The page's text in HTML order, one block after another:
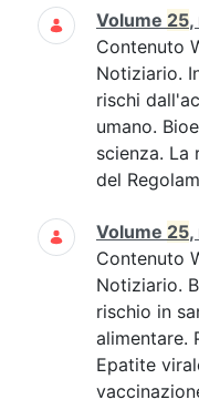
Volume 25,
Contenuto
Notiziario.
rischi
umano.
scienza. La
del
Volume 25,
Contenuto
Notiziario.
rischio in
alimentare.
Epatite